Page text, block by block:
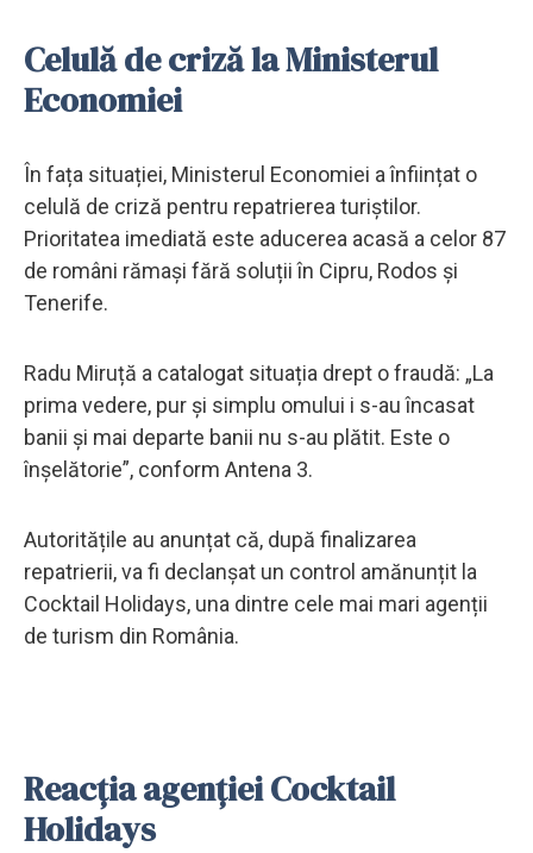
Celulă de criză la Ministerul
Economiei
În fața situației, Ministerul Economiei a înființat o
celulă de criză pentru repatrierea turiștilor.
Prioritatea imediată este aducerea acasă a celor 87
de români rămași fără soluții în Cipru, Rodos și
Tenerife.
Radu Miruță a catalogat situația drept o fraudă: „La
prima vedere, pur şi simplu omului i s-au încasat
banii și mai departe banii nu s-au plătit. Este o
înşelătorie”, conform Antena 3.
Autoritățile au anunțat că, după finalizarea
repatrierii, va fi declanșat un control amănunțit la
Cocktail Holidays, una dintre cele mai mari agenții
de turism din România.
Reacția agenției Cocktail
Holidays